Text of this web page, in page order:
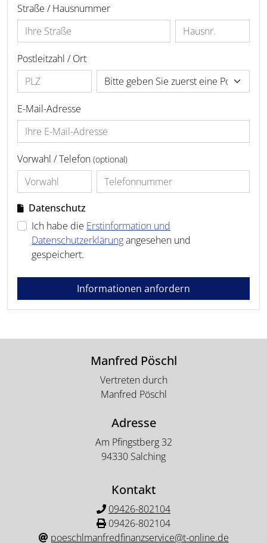
Straße / Hausnummer
Postleitzahl / Ort
E-Mail-Adresse
Vorwahl / Telefon (optional)
Datenschutz
Ich habe die Erstinformation und
Datenschutzerklärungangesehen und
gespeichert.
Informationen anfordern
Manfred Pöschl
Vertreten durch
Manfred Pöschl
Adresse
Am Pfingstberg 32
94330 Salching
Kontakt
09426-802104
09426-802104
poeschlmanfredfinanzservice@t-online.de